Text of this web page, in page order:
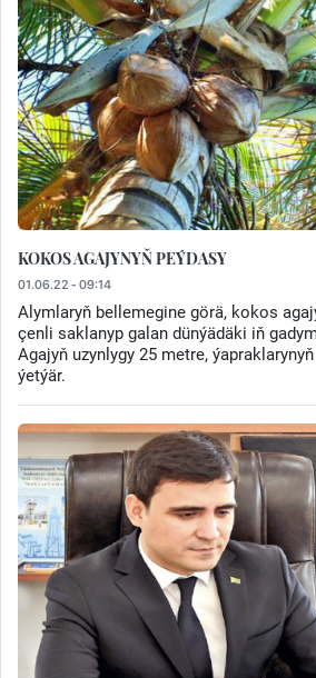
KOKOS AGAJYNYŇ PEÝDASY
01.06.22 - 09:14
Alymlaryň bellemegine görä, kokos
çenli saklanyp galan dünýädäki iň
Agajyň uzynlygy 25 metre,
ýetýär.